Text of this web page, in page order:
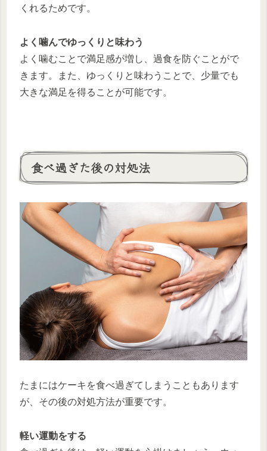
くれるためです。
よく噛んでゆっくりと味わう
よく噛むことで満足感が増し、過食を防ぐことがで
きます。また、ゆっくりと味わうことで、少量でも
大きな満足を得ることが可能です。
食べ過ぎた後の対処法
たまにはケーキを食べ過ぎてしまうこともあります
が、その後の対処方法が重要です。
軽い運動をする